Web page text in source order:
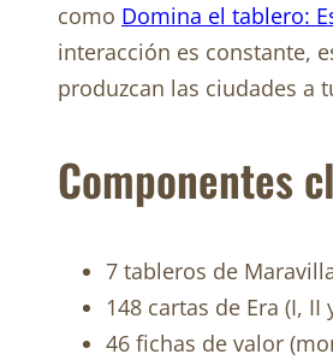
como Domina el tablero:
interacción es constante,
produzcan las ciudades a
Componentes
7 tableros de
148 cartas de Era (I,
46 fichas de valor